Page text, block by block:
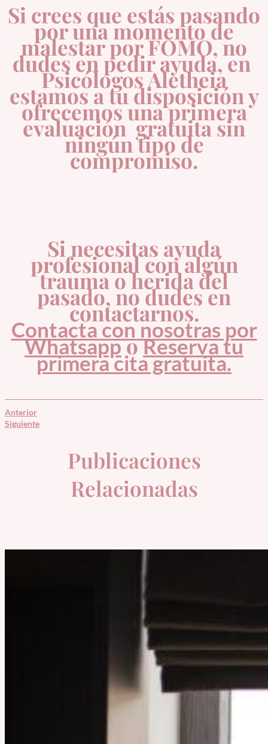
Si crees que estás pasando
por una momento de
malestar por FOMO, no
dudes en pedir ayuda, en
Psicólogos Aletheia
estamos a tu disposición y
ofrecemos una primera
evaluación gratuita sin
ningún tipo de
compromiso.
Si necesitas ayuda
profesional con algún
trauma o herida del
pasado, no dudes en
contactarnos.
Contacta con nosotras por
WhatsappoReserva tu
primera cita gratuita.
Anterior
Siguiente
Publicaciones
Relacionadas